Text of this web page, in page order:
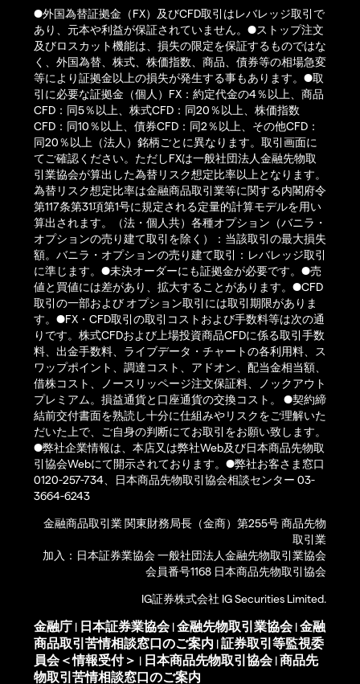
●外国為替証拠金（FX）及びCFD取引はレバレッジ取引で
あり、元本や利益が保証されていません。●ストップ注文
及びロスカット機能は、損失の限定を保証するものではな
く、外国為替、株式、株価指数、商品、債券等の相場急変
等により証拠金以上の損失が発生する事もあります。●取
引に必要な証拠金（個人）FX：約定代金の4％以上、商品
CFD：同5％以上、株式CFD：同20％以上、株価指数
CFD：同10％以上、債券CFD：同2％以上、その他CFD：
同20％以上（法人）銘柄ごとに異なります。取引画面に
てご確認ください。ただしFXは一般社団法人金融先物取
引業協会が算出した為替リスク想定比率以上となります。
為替リスク想定比率は金融商品取引業等に関する内閣府令
第117条第31項第1号に規定される定量的計算モデルを用い
算出されます。（法・個人共）各種オプション（バニラ・
オプションの売り建て取引を除く）：当該取引の最大損失
額。バニラ・オプションの売り建て取引：レバレッジ取引
に準じます。●未決オーダーにも証拠金が必要です。●売
値と買値には差があり、拡大することがあります。●CFD
取引の一部および オプション取引には取引期限がありま
す。●FX・CFD取引の取引コストおよび手数料等は次の通
りです。株式CFDおよび上場投資商品CFDに係る取引手数
料、出金手数料、ライブデータ・チャートの各利用料、ス
ワップポイント、調達コスト、アドオン、配当金相当額、
借株コスト、ノースリッページ注文保証料、ノックアウト
プレミアム。損益通貨と口座通貨の交換コスト。 ●契約締
結前交付書面を熟読し十分に仕組みやリスクをご理解いた
だいた上で、ご自身の判断にてお取引をお願い致します。
●弊社企業情報は、本店又は弊社Web及び日本商品先物取
引協会Webにて開示されております。●弊社お客さま窓口
0120-257-734、日本商品先物取引協会相談センター 03-
3664-6243
金融商品取引業 関東財務局長（金商）第255号 商品先物
取引業
加入：日本証券業協会 一般社団法人金融先物取引業協会
会員番号1168 日本商品先物取引協会
IG証券株式会社 IG Securities Limited.
金融庁 | 日本証券業協会|金融先物取引業協会|金融
商品取引苦情相談窓口のご案内 |証券取引等監視委
員会＜情報受付＞ | 日本商品先物取引協会|商品先
物取引苦情相談窓口のご案内